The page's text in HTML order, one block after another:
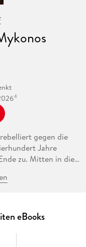
4
gegen die
Jahre
zu. Mitten in die
Aristokratin, die
Rebellen auf ihrer
Brautschatz für die
in einem von
eBooks